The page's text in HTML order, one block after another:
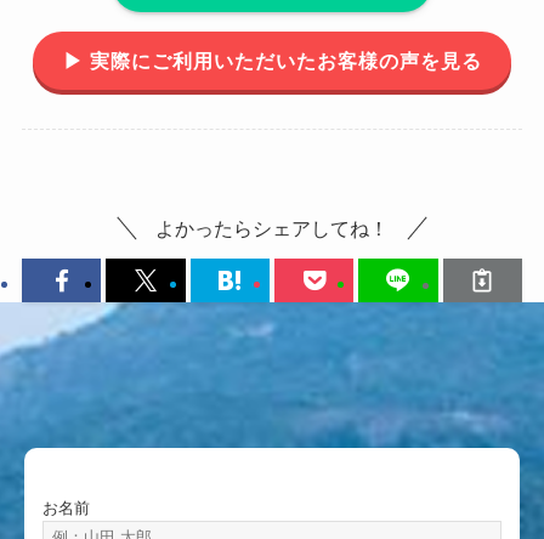
▶︎ 実際にご利用いただいたお客様の声を見る
よかったらシェアしてね！
お名前